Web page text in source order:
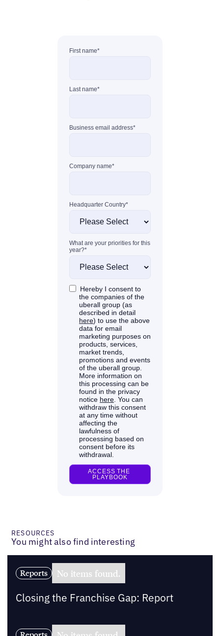
RESOURCES
You might also find interesting
Reports No items found.
Closing the Franchise Gap: Report